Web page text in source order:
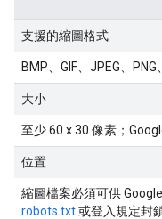
支援的縮圖格式
BMP、GIF、JPEG、
大小
至少 60 x 30 像素；
位置
縮圖檔案必須可供
robots.txt或登入規定封